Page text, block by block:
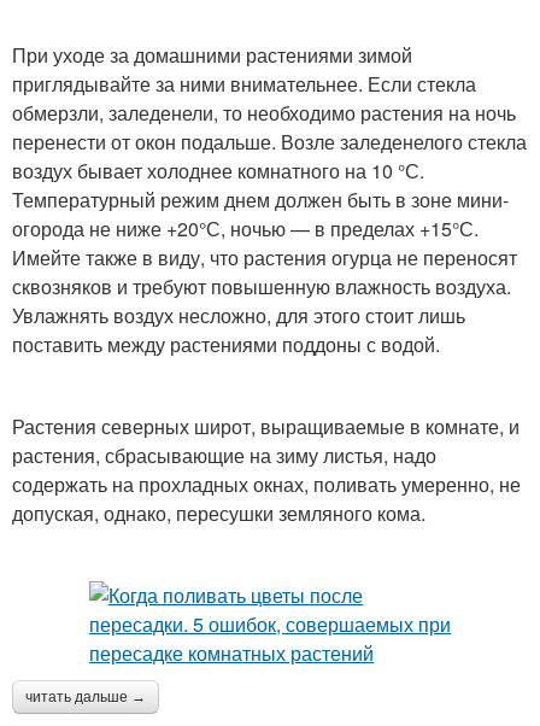
При уходе за домашними растениями зимой
приглядывайте за ними внимательнее. Если стекла
обмерзли, заледенели, то необходимо растения на ночь
перенести от окон подальше. Возле заледенелого стекла
воздух бывает холоднее комнатного на 10 °С.
Температурный режим днем должен быть в зоне мини-
огорода не ниже +20°С, ночью — в пределах +15°С.
Имейте также в виду, что растения огурца не переносят
сквозняков и требуют повышенную влажность воздуха.
Увлажнять воздух несложно, для этого стоит лишь
поставить между растениями поддоны с водой.
Растения северных широт, выращиваемые в комнате, и
растения, сбрасывающие на зиму листья, надо
содержать на прохладных окнах, поливать умеренно, не
допуская, однако, пересушки земляного кома.
читать дальше →